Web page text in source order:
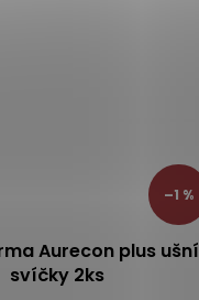
–1 %
Aurecon plus ušní
svíčky 2ks